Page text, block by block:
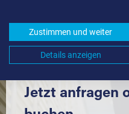
Komfortabel
Jetzt anfragen
Zustimmen und weiter
Details anzeigen